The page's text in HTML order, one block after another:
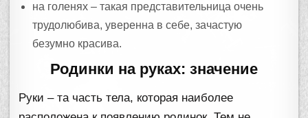
на голенях – такая представительница очень
трудолюбива, уверенна в себе, зачастую
безумно красива.
Родинки на руках: значение
Руки – та часть тела, которая наиболее